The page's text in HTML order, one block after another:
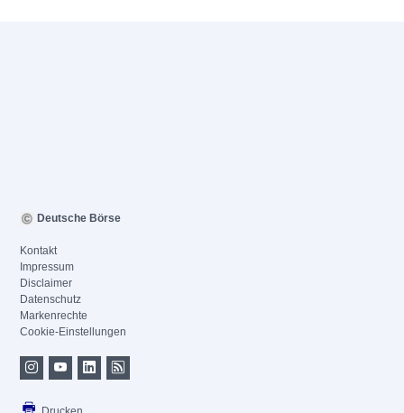
Deutsche Börse
Kontakt
Impressum
Disclaimer
Datenschutz
Markenrechte
Cookie-Einstellungen